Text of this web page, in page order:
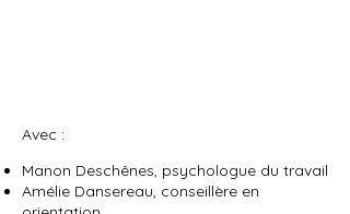
Avec :
Manon Deschênes, psychologue du travail
Amélie Dansereau, conseillère en